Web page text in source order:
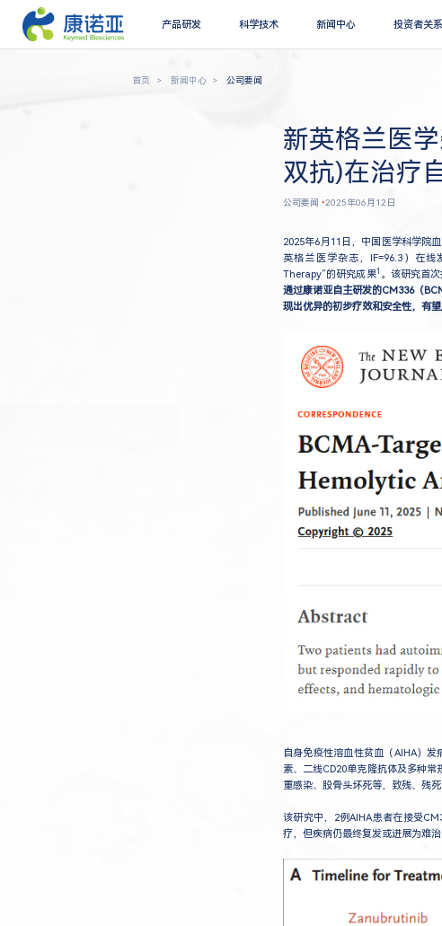
产品研发 科学技术 新闻中心 投资者关系
首页 新闻中心 公司要闻
新英格兰医
双抗)在治疗
公司要闻 •2025年06月12日
2025年6月11日，中国医学科学院
英格兰医学杂志，IF=96.3）在线
Therapy”的研究成果1 。该研究首
通过康诺亚自主研发的CM336（
现出优异的初步疗效和安全性，有
自身免疫性溶血性贫血（AIHA）
素、二线CD20单克隆抗体及多种
重感染、股骨头坏死等，致残、残
该研究中，2例AIHA患者在接受
疗，但疾病仍最终复发或进展为难治